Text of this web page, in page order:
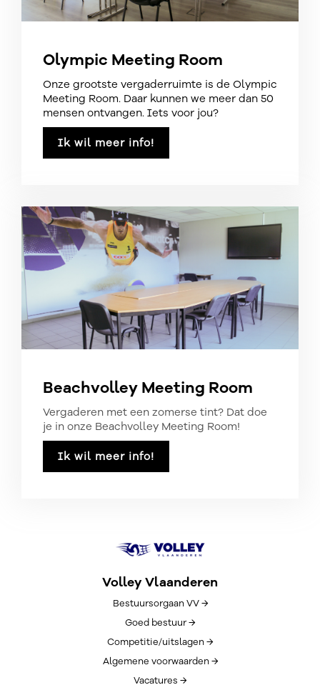
Olympic Meeting Room
Onze grootste vergaderruimte is de Olympic
Meeting Room. Daar kunnen we meer dan 50
mensen ontvangen. Iets voor jou?
Ik wil meer info!
Beachvolley Meeting Room
Vergaderen met een zomerse tint? Dat doe
je in onze Beachvolley Meeting Room!
Ik wil meer info!
Volley Vlaanderen
Bestuursorgaan VV →
Goed bestuur →
Competitie/uitslagen →
Algemene voorwaarden →
Vacatures →